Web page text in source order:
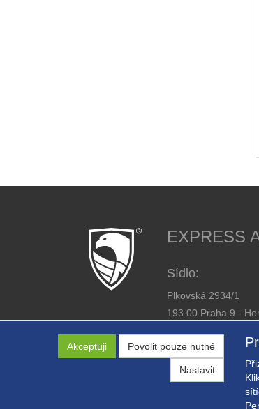
Akceptuji Povolit pouze nutné
Nastavit
EXPRESS
Sídlo:
Plkovská 2934/1
193 00 Praha 9 -
IČ: 26446863
DIČ: CZ26446863